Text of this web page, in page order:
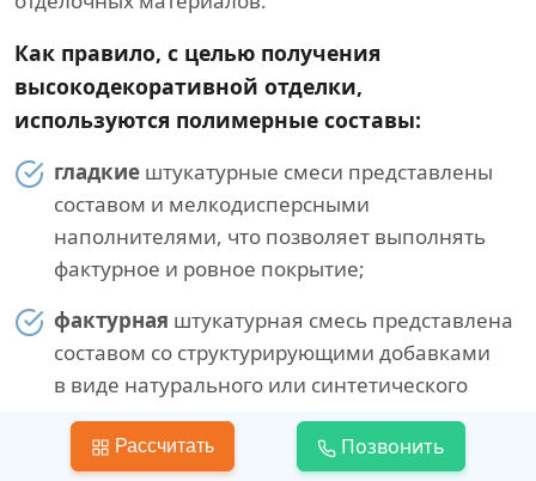
Как правило, с целью получения
высокодекоративной отделки,
используются полимерные составы:
гладкие штукатурные смеси представлены
составом и мелкодисперсными
наполнителями, что позволяет выполнять
фактурное и ровное покрытие;
фактурная штукатурная смесь представлена
составом со структурирующими добавками
в виде натурального или синтетического
волокна;
камешковаяштукатурная смесь
Рассчитать Позвонить